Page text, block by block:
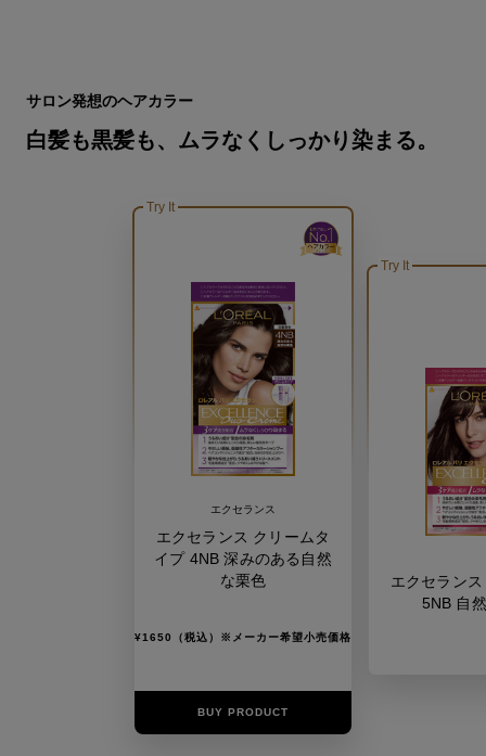
白髪も黒髪も、ムラなくしっかり染まる。
サロン発想のヘアカラー
Try It
エクセランス
エクセランス クリームタ
イプ 4NB 深みのある自然
な栗色
¥1650（税込）※メーカー希望小売価格
BUY PRODUCT
Try It
エクセラン
5NB 自